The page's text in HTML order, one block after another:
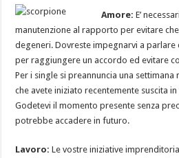
Amore: E’
manutenzione al rapporto per evitare
degeneri. Dovreste impegnarvi a parlare
per raggiungere un accordo ed evitare
Per i single si preannuncia una
che avete iniziato recentemente suscita
Godetevi il momento presente senza
potrebbe accadere in futuro.
Lavoro: Le vostre iniziative